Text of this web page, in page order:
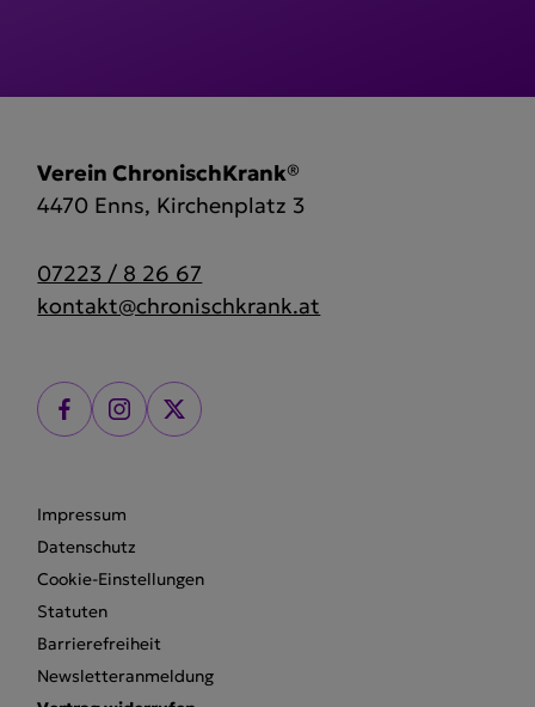
Verein ChronischKrank®
4470 Enns, Kirchenplatz 3
07223 / 8 26 67
kontakt@chronischkrank.at
Impressum
Datenschutz
Cookie-Einstellungen
Statuten
Barrierefreiheit
Newsletteranmeldung